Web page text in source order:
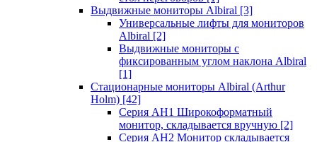
Выдвижные мониторы Albiral [3]
Универсальные лифты для мониторов
Albiral [2]
Выдвижные мониторы с
фиксированным углом наклона Albiral
[1]
Стационарные мониторы Albiral (Arthur
Holm) [42]
Серия AH1 Широкоформатный
монитор, складывается вручную [2]
Серия AH2 Монитор складывается